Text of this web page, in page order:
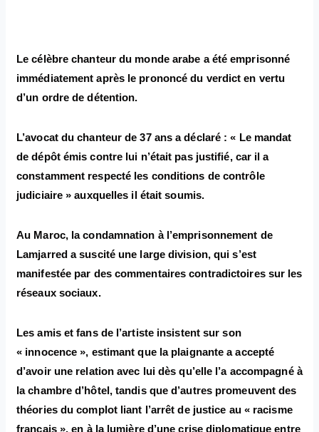
Le célèbre chanteur du monde arabe a été emprisonné
immédiatement après le prononcé du verdict en vertu
d’un ordre de détention.
L’avocat du chanteur de 37 ans a déclaré : « Le mandat
de dépôt émis contre lui n’était pas justifié, car il a
constamment respecté les conditions de contrôle
judiciaire » auxquelles il était soumis.
Au Maroc, la condamnation à l’emprisonnement de
Lamjarred a suscité une large division, qui s’est
manifestée par des commentaires contradictoires sur les
réseaux sociaux.
Les amis et fans de l’artiste insistent sur son
« innocence », estimant que la plaignante a accepté
d’avoir une relation avec lui dès qu’elle l’a accompagné à
la chambre d’hôtel, tandis que d’autres promeuvent des
théories du complot liant l’arrêt de justice au « racisme
français », en à la lumière d’une crise diplomatique entre